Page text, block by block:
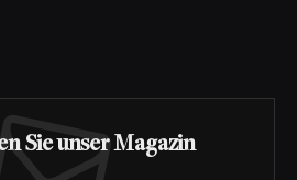
Sie unser Magazin